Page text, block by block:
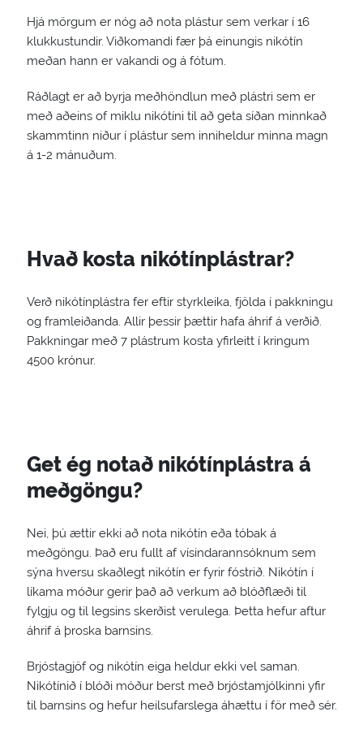
Hjá mörgum er nóg að nota plástur sem verkar í 16
klukkustundir. Viðkomandi fær þá einungis nikótín
meðan hann er vakandi og á fótum.
Ráðlagt er að byrja meðhöndlun með plástri sem er
með aðeins of miklu nikótíni til að geta síðan minnkað
skammtinn niður í plástur sem inniheldur minna magn
á 1-2 mánuðum.
Hvað kosta nikótínplástrar?
Verð nikótínplástra fer eftir styrkleika, fjölda í pakkningu
og framleiðanda. Allir þessir þættir hafa áhrif á verðið.
Pakkningar með 7 plástrum kosta yfirleitt í kringum
4500 krónur.
Get ég notað nikótínplástra á
meðgöngu?
Nei, þú ættir ekki að nota nikótín eða tóbak á
meðgöngu. Það eru fullt af vísindarannsóknum sem
sýna hversu skaðlegt nikótín er fyrir fóstrið. Nikótín í
líkama móður gerir það að verkum að blóðflæði til
fylgju og til legsins skerðist verulega. Þetta hefur aftur
áhrif á þroska barnsins.
Brjóstagjöf og nikótín eiga heldur ekki vel saman.
Nikótínið í blóði móður berst með brjóstamjólkinni yfir
til barnsins og hefur heilsufarslega áhættu í för með sér.